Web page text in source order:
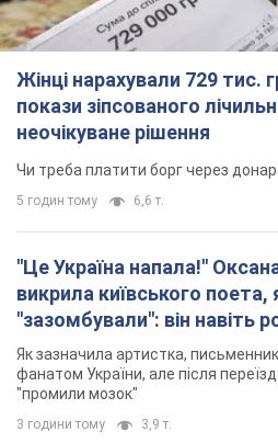
"зазомбували": він навіть
не знав, а тепер хоче
Як зазначила артистка,
фанатом України, але після
"промили мозок"
3 години тому 3,9 т.
"Був знесилений": в Україні
пораненого грифа, який
себе нетиповий маршрут.
Травмованого птаха виявили на
та Черкащини
3 години тому 2,0 т.